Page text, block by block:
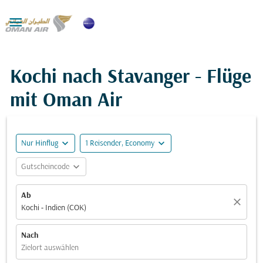

Kochi nach Stavanger - Flüge
mit Oman Air
Nur Hinflug expand_more 1 Reisender, Economy expand_more
Gutscheincode expand_more
Ab
Kochi - Indien (COK)
close
Nach
Zielort auswählen